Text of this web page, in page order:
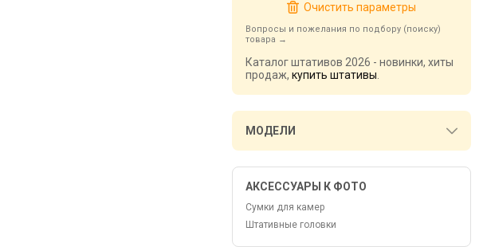
Очистить параметры
Вопросы и пожелания по подбору (поиску)
товара
Каталог штативов 2026 - новинки, хиты
продаж, купить штативы
МОДЕЛИ
АКСЕССУАРЫ К ФОТО
Сумки для камер
Штативные головки